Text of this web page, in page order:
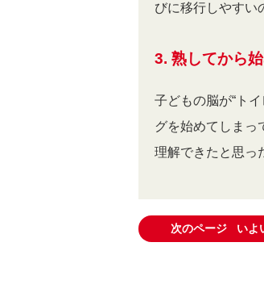
びに移行しやすい
3. 熟してから
子どもの脳が“ト
グを始めてしまっ
理解できたと思っ
次のページ いよ